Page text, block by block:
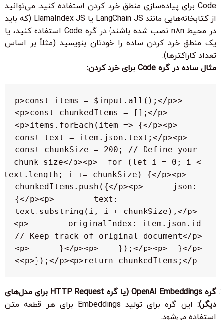
Code برای پیاده‌سازی منطق خرد کردن استفاده کنید. می‌توانید
از کتابخانه‌هایی مانند LangChain JS یا LlamaIndex JS (که باید
در محیط n8n نصب شده باشند) در گره
Code استفاده کنید، یا
یک منطق خرد کردن ساده را خودتان بنویسید (مثلاً بر اساس
تعداد کاراکترها).
مثال ساده در گره Code برای خرد کردن:
<p>const items = $input.all();</p>
<p>const chunkedItems = [];</p>
<p>items.forEach(item => {</p><p>
const text = item.json.text;</p><p>
const chunkSize = 200; // Define your
chunk size</p><p>  for (let i = 0; i <
text.length; i += chunkSize) {</p><p>
chunkedItems.push({</p><p>      json:
{</p><p>        text:
text.substring(i, i + chunkSize),</p>
<p>        originalIndex: item.json.id
// Keep track of original document</p>
<p>      }</p><p>    });</p><p>  }</p>
<p>});</p><p>return chunkedItems;</p>
گره OpenAI Embeddings (یا گره HTTP Request برای مدل‌های
دیگر):
این گره برای تولید Embeddings برای هر قطعه متن
استفاده می‌شود.